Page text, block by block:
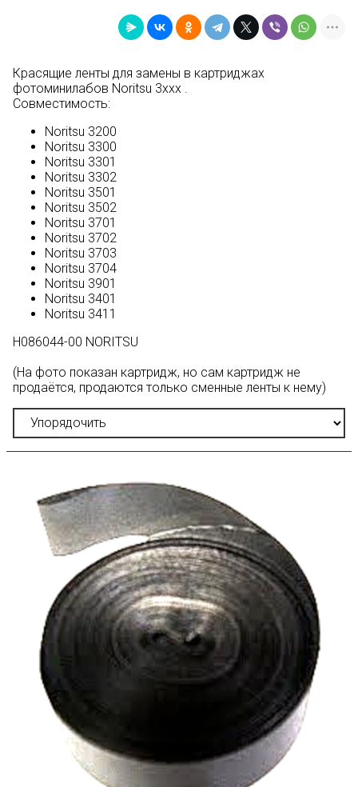
Красящие ленты для замены в картриджах
фотоминилабов Noritsu 3xxx .
Совместимость:
Noritsu 3200
Noritsu 3300
Noritsu 3301
Noritsu 3302
Noritsu 3501
Noritsu 3502
Noritsu 3701
Noritsu 3702
Noritsu 3703
Noritsu 3704
Noritsu 3901
Noritsu 3401
Noritsu 3411
H086044-00 NORITSU
(На фото показан картридж, но сам картридж не
продаётся, продаются только сменные ленты к нему)